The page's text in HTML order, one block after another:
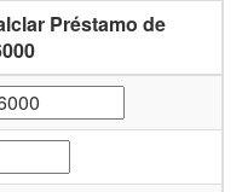
Préstamo de